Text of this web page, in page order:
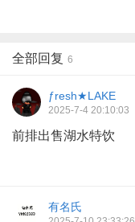
全部回复 6
ƒresh★LAKE
2025-7-4 20:10:03
前排出售湖水特饮
有名氏